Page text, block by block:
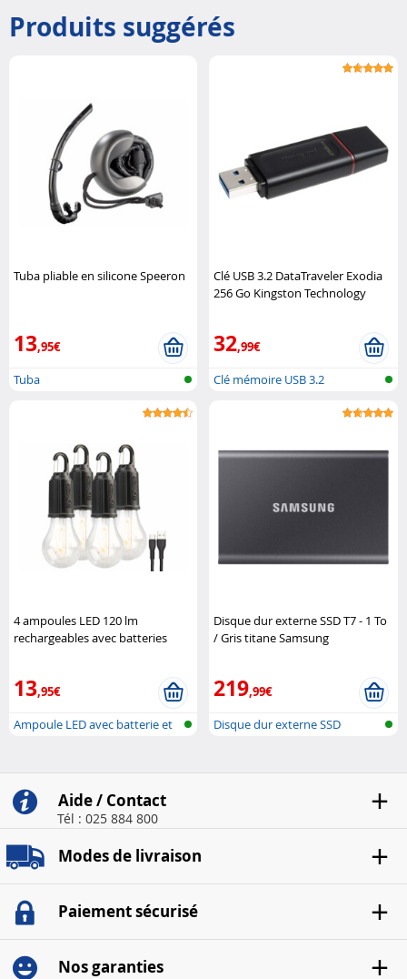
Produits suggérés
Tuba pliable en silicone Speeron
13,95€
Tuba
Clé USB 3.2 DataTraveler Exodia
256 Go Kingston Technology
32,99€
Clé mémoire USB 3.2
4 ampoules LED 120 lm
rechargeables avec batteries
13,95€
Ampoule LED avec batterie et
Disque dur externe SSD T7 - 1 To
/ Gris titane Samsung
219,99€
Disque dur externe SSD
Aide / Contact
Tél : 025 884 800
Modes de livraison
Paiement sécurisé
Nos garanties